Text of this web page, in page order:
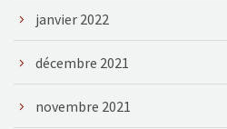
janvier 2022
décembre 2021
novembre 2021